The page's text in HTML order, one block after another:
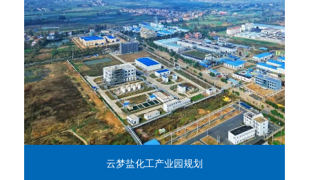
云梦盐化工产业园规划